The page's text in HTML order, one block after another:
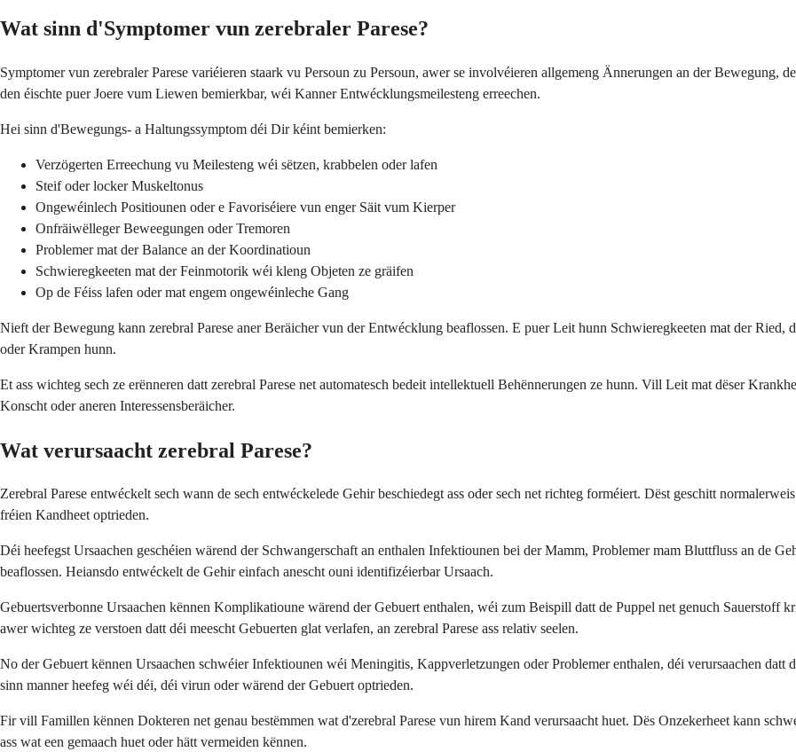
Wat sinn d'Symptomer vun zerebraler Parese?
Symptomer vun zerebraler Parese variéieren staark vu Persoun zu Persoun, awer se involvéieren allgemeng Ännerungen an der Bewegung,
den éischte puer Joere vum Liewen bemierkbar, wéi Kanner Entwécklungsmeilesteng erreechen.
Hei sinn d'Bewegungs- a Haltungssymptom déi Dir kéint bemierken:
Verzögerten Erreechung vu Meilesteng wéi sëtzen, krabbelen oder lafen
Steif oder locker Muskeltonus
Ongewéinlech Positiounen oder e Favoriséiere vun enger Säit vum Kierper
Onfräiwëlleger Beweegungen oder Tremoren
Problemer mat der Balance an der Koordinatioun
Schwieregkeeten mat der Feinmotorik wéi kleng Objeten ze gräifen
Op de Féiss lafen oder mat engem ongewéinleche Gang
Nieft der Bewegung kann zerebral Parese aner Beräicher vun der Entwécklung beaflossen. E puer Leit hunn Schwieregkeeten mat der Ried,
oder Krampen hunn.
Et ass wichteg sech ze erënneren datt zerebral Parese net automatesch bedeit intellektuell Behënnerungen ze hunn. Vill Leit mat dëser
Konscht oder aneren Interessensberäicher.
Wat verursaacht zerebral Parese?
Zerebral Parese entwéckelt sech wann de sech entwéckelede Gehir beschiedegt ass oder sech net richteg forméiert. Dëst geschitt
fréien Kandheet optrieden.
Déi heefegst Ursaachen geschéien wärend der Schwangerschaft an enthalen Infektiounen bei der Mamm, Problemer mam Bluttfluss an de
beaflossen. Heiansdo entwéckelt de Gehir einfach anescht ouni identifizéierbar Ursaach.
Gebuertsverbonne Ursaachen kënnen Komplikatioune wärend der Gebuert enthalen, wéi zum Beispill datt de Puppel net genuch Sauerstoff
awer wichteg ze verstoen datt déi meescht Gebuerten glat verlafen, an zerebral Parese ass relativ seelen.
No der Gebuert kënnen Ursaachen schwéier Infektiounen wéi Meningitis, Kappverletzungen oder Problemer enthalen, déi verursaachen datt
sinn manner heefeg wéi déi, déi virun oder wärend der Gebuert optrieden.
Fir vill Famillen kënnen Dokteren net genau bestëmmen wat d'zerebral Parese vun hirem Kand verursaacht huet. Dës Onzekerheet kann
ass wat een gemaach huet oder hätt vermeiden kënnen.